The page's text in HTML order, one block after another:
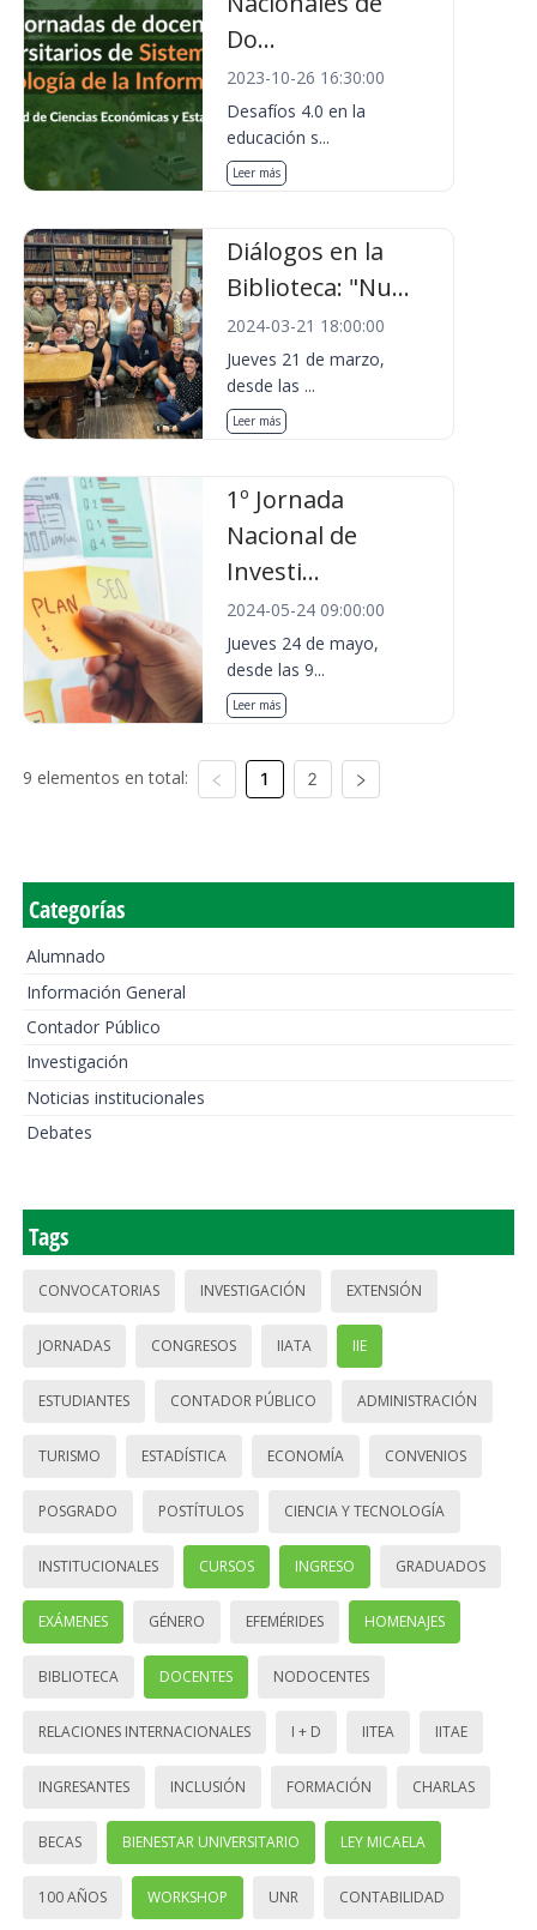
Do...
2023-10-26 16:30:00
Desafíos 4.0 en la
educación s...
Leer más
Diálogos en la
Biblioteca: "Nu...
2024-03-21 18:00:00
Jueves 21 de marzo,
desde las ...
Leer más
1º Jornada
Nacional de
Investi...
2024-05-24 09:00:00
Jueves 24 de mayo,
desde las 9...
Leer más
9 elementos en total: 1 2
Categorías
Alumnado
Información General
Contador Público
Investigación
Noticias institucionales
Debates
Tags
CONVOCATORIAS INVESTIGACIÓN EXTENSIÓN
JORNADAS CONGRESOS IIATA IIE
ESTUDIANTES CONTADOR PÚBLICO ADMINISTRACIÓN
TURISMO ESTADÍSTICA ECONOMÍA CONVENIOS
POSGRADO POSTÍTULOS CIENCIA Y TECNOLOGÍA
INSTITUCIONALES CURSOS INGRESO GRADUADOS
EXÁMENES GÉNERO EFEMÉRIDES HOMENAJES
BIBLIOTECA DOCENTES NODOCENTES
RELACIONES INTERNACIONALES I + D IITEA IITAE
INGRESANTES INCLUSIÓN FORMACIÓN CHARLAS
BECAS BIENESTAR UNIVERSITARIO LEY MICAELA
100 AÑOS WORKSHOP UNR CONTABILIDAD